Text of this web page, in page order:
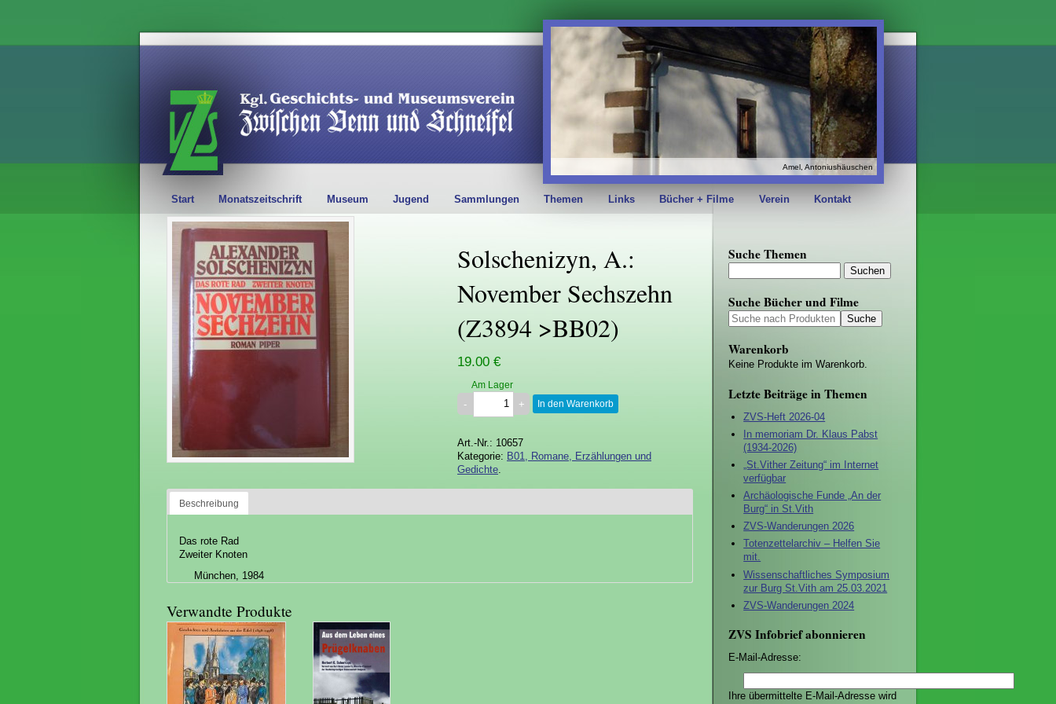
Amel, Antoniushäuschen
Start Monatszeitschrift Museum Jugend Sammlungen Themen Links Bücher + Filme Verein Kontakt
Solschenizyn, A.:
November Sechszehn
(Z3894 >BB02)
19.00 €
Am Lager
In den Warenkorb
Art.-Nr.: 10657
Kategorie: B01, Romane, Erzählungen und
Gedichte
Beschreibung
Das rote Rad
Zweiter Knoten
München, 1984
Verwandte Produkte
Suche Themen
Suche Bücher und Filme
Warenkorb
Keine Produkte im Warenkorb.
Letzte Beiträge in Themen
ZVS-Heft 2026-04
In memoriam Dr. Klaus Pabst
(1934-2026)
„St.Vither Zeitung“ im Internet
verfügbar
Archäologische Funde „An der
Burg“ in St.Vith
ZVS-Wanderungen 2026
Totenzettelarchiv – Helfen Sie
mit.
Wissenschaftliches Symposium
zur Burg St.Vith am 25.03.2021
ZVS-Wanderungen 2024
ZVS Infobrief abonnieren
E-Mail-Adresse:
Ihre übermittelte E-Mail-Adresse wird